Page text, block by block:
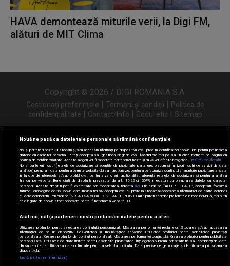
HAVA demontează miturile verii, la Digi FM,
alături de MIT Clima
Copyright © 2026 / DIGI ROMANIA S.A.
Gestionați preferințele | Termeni și condiții | Politica de
confidențialitate | Contact/Info | Codul etic | Sitemap
Urmărește-ne și pe
Nouă ne pasă ca datele tale personale să rămână confidențiale
Noi și partenerii noștri31 stocăm și/sau accesăm informații pe dispozitivul dvs., precum identificatorii cookie unici pentru prelucrarea
datelor cu caracter personal. Puteți accepta sau gestiona alegerile dvs. făcând clic mai jos sau în orice moment, pe pagina cu
politica de confidențialitate. Aceste alegeri vor fi raportate partenerilor noștri și nu vă vor afecta navigarea.
Mai multe detalii
Noi si partenerii nostri (retelele de socializare si agentiile de publicitate partenere, precum si furnizorii nostri de servicii de date
analitice) prelucram date pentru a permite website-ului sa functioneze, pentru a personaliza continutul si anunturile publicitare afisate
in functie de interesele si/sau profilul dvs., pentru a va oferi functionalitati aferente retelelor de socializare si pentru a analiza
traficul pe website. Beneficiati de drepturile prevazute de art. 15-22 din GDPR in legatura cu prelucrarea datelor cu caracter
personal. Aceste drepturi pot fi exercitate prin modalitatea indicata aici. Prin click pe “ACCEPT TOATE”, acceptati folosirea
tuturor Tehnologiilor de tip Cookie, care implica inclusiv acceptul dvs. cu privire la stocarea/accesarea informatiilor de catre Vendor-ii
cu care colaboram. Prin click pe “VREAU SA MODIFIC SETARILE INDIVIDUAL” puteti schimba preferintele in mod individual, mai putin
cele legate de cookie strict necesare pentru functionarea website-ului.
Atât noi, cât și partenerii noștri prelucrăm datele pentru a oferi:
Utilizarea profilurilor pentru selectarea conținutului personalizat. Măsurarea performanței reclamelor. Stocarea și/sau accesarea
informațiilor de pe un dispozitiv. Dezvoltarea și îmbunătățirea serviciilor. Utilizarea profilurilor pentru selectarea publicității
personalizate. Crearea profilurilor de conținut personalizat. Măsurarea performanței conținutului. Crearea profilurilor pentru publicitate
personalizată. Utilizarea de date limitate pentru a selecta publicitatea. Înțelegerea publicului prin statistici sau combinații de date
din surse diferite. Utilizarea datelor limitate pentru a selecta conținutul. Date precise de geolocație și identificarea prin scanarea
dispozitivului.
Listă parteneri (furnizori)